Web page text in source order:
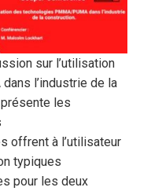
sur l’utilisation
l’industrie de la
les
offrent à l’utilisateur
typiques
pour les deux